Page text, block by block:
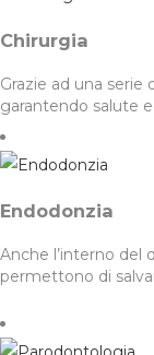
Chirurgia
Grazie ad una
garantendo salute
Endodonzia
Anche l’interno
permettono di